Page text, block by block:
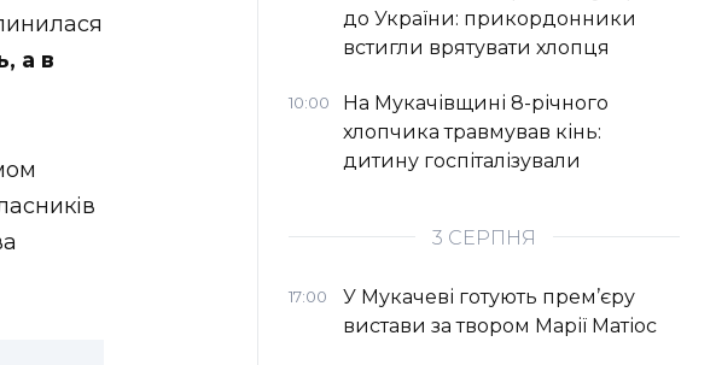
а в
до України: прикордонники
встигли врятувати хлопця
10:00
На Мукачівщині 8-річного
хлопчика травмував кінь:
дитину госпіталізували
3 СЕРПНЯ
17:00
У Мукачеві готують прем’єру
вистави за твором Марії Матіос